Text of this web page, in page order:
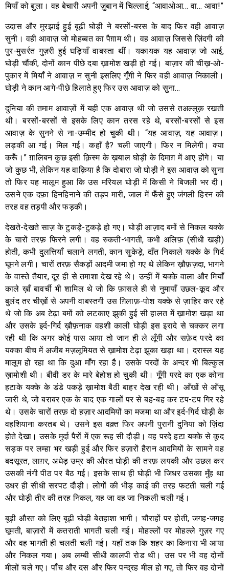
मियाँ को बुला। वह बेचारी अपनी ज़ुबान में चिल्लाई, “आवाओआ… वा… आवा!”
उदास और मुरझाई हुई बूढ़ी घोड़ी ने बरसों-बरस के बाद फिर वही आवाज़
सुनी। वही आवाज़ जो मोहब्बत का पैग़ाम थी। वह आवाज़ जिससे ज़िंदगी की
पुर-मुसर्रत गुज़री हुई घड़ियाँ वाबस्ता थीं। यकायक यह आवाज़ जो आई,
घोड़ी चौंकी, दोनों कान पीछे दबा ख़ामोश खड़ी हो गई। बाज़ार की चीख़-ओ-
पुकार में मियाँ ने आवाज़ न सुनी इसलिए गूँगी ने फिर वही आवाज़ निकाली।
घोड़ी ने कान आगे-पीछे हिलाते हुए फिर उस आवाज़ को सुना…
दुनिया की तमाम आवाज़ों में यही एक आवाज़ थी जो उससे तअल्लुक़ रखती
थी। बरसों-बरसों से इसके लिए कान तरस रहे थे, बरसों-बरसों से इस
आवाज़ के सुनने से ना-उम्मीद हो चुकी थी। “यह आवाज़, यह आवाज़।
लड़की आ गई। मिल गई। कहाँ है? चली जाएगी। फिर न मिलेगी। क्या
करूँ।” ग़ालिबन कुछ इसी क़िस्म के ख़याल घोड़ी के दिमाग़ में आए होंगे। या
जो कुछ भी, लेकिन यह वाक़िया है कि दोबारा जो घोड़ी ने इस आवाज़ को सुना
तो फिर यह मालूम हुआ कि उस मरियल घोड़ी में किसी ने बिजली भर दी।
उसने एक दफ़ा हिनहिनाने की तड़प मारी, जाल में फँसे हुए जंगली हिरन की
तरह वह तड़पी और फड़की।
देखते-देखते साज़ के टुकड़े-टुकड़े हो गए। घोड़ी आज़ाद बमों से निकल यक्के
के चारों तरफ़ फिरने लगी। वह रुकती-भागती, कभी अलिफ़ (सीधी खड़ी)
होती, कभी दुलत्तियाँ चलाने लगती, कान सुकेड़े, दाँत निकाले यक्के के गिर्द
घूमने लगी। चारों तरफ़ सैकड़ों आदमी जमा हो गए थे लेकिन ख़ौफ़ज़दा, भागने
के वास्ते तैयार, दूर ही से तमाशा देख रहे थे। उन्हीं में यक्के वाला और मियाँ
काले ख़ाँ बावर्ची भी शामिल थे जो कि फ़ासले ही से नुमायाँ उछल-कूद और
बुलंद तर चीख़ों से अपनी वाबस्तगी उस ग़िलाफ़-पोश यक्के से ज़ाहिर कर रहे
थे जो कि अब टेढ़ा बमों को लटकाए झुकी हुई सी हालत में ख़ामोश खड़ा था
और उसके इर्द-गिर्द ख़ौफ़नाक वहशी काली घोड़ी इस इरादे से चक्कर लगा
रही थी कि अगर कोई पास आया तो जान ही ले लूँगी और सफ़ेद परदे का
यक्का बीच में अजीब मज़लूमियत से ख़ामोश टेढ़ा झुका खड़ा था। दरास्ल यह
मालूम हो रहा था कि दुआ माँग रहा है। उसके परदों के अन्दर भी बिल्कुल
ख़ामोशी थी। बीवी डर के मारे बेहोश हो चुकी थी। गूँगी परदे का एक कोना
हटाके यक्के के डंडे पकड़े ख़ामोश बैठी बाहर देख रही थी। आँखों से आँसू
जारी थे, जो बराबर एक के बाद एक गालों पर से बह-बह कर टप-टप गिर रहे
थे। उसके चारों तरफ़ दो हज़ार आदमियों का मजमा था और इर्द-गिर्द घोड़ी के
वहशियाना करतब थे। उसने इस वक़्त फिर अपनी पुरानी दुनिया को ज़िंदा
होते देखा। उसके मुर्दा पैरों में एक रूह सी दौड़ी। वह परदे हटा यक्के से कूद
सड़क पर लम्हा भर खड़ी हुई और फिर हज़ारों हैरान आदमियों के सामने वह
बदसूरत, लाग़र, अधेड़ उम्र की औरत घोड़ी की तरफ़ लपकी और उछल कर
उसकी नंगी पीठ पर बैठ गई। इसके साथ ही घोड़ी भी जिधर उसका मुँह था
उधर ही सीधी सरपट दौड़ी। लोगों की भीड़ काई की तरह फटती चली गई
और घोड़ी तीर की तरह निकल, यह जा वह जा निकली चली गई।
बूढ़ी औरत को लिए बूढ़ी घोड़ी बेतहाशा भागी। चौराहों पर होती, जगह-जगह
घूमती, बाज़ारों में कतराती भागती चली गई। मोहल्लों पर मोहल्ले गुज़र गए
और वह भागती ही चलती चली गई। यहाँ तक कि शहर का किनारा भी आया
और निकल गया। अब लम्बी सीधी कालपी रोड थी। उस पर भी वह दोनों
मीलों चले गए। पाँच और दस और फिर पन्द्रह मील हो गए, तो फिर वह दोनों